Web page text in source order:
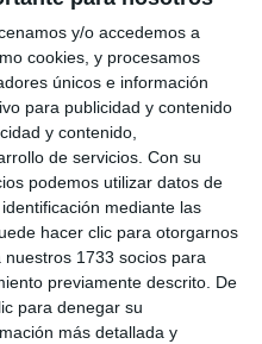
y/o accedemos a
cookies, y procesamos
únicos e información
para publicidad y contenido
y contenido,
de servicios. Con su
podemos utilizar datos de
mediante las
hacer clic para otorgarnos
1733 socios para
previamente descrito. De
para denegar su
más detallada y
con más de
que menor
casos confirmados
registra, con 293
su tendencia a la
la tasa de
los 534 casos